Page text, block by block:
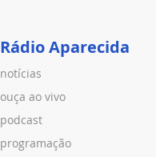
Rádio Aparecida
notícias
ouça ao vivo
podcast
programação